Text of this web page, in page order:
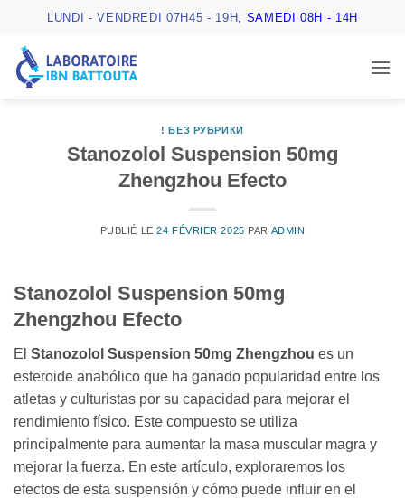
contenu
LUNDI - VENDREDI 07H45 - 19H , SAMEDI 08H - 14H
! БЕЗ РУБРИКИ
Stanozolol Suspension 50mg
Zhengzhou Efecto
PUBLIÉ LE24 FÉVRIER 2025 PAR ADMIN
Stanozolol Suspension 50mg
Zhengzhou Efecto
El Stanozolol Suspension 50mg Zhengzhou es un
esteroide anabólico que ha ganado popularidad entre los
atletas y culturistas por su capacidad para mejorar el
rendimiento físico. Este compuesto se utiliza
principalmente para aumentar la masa muscular magra y
mejorar la fuerza. En este artículo, exploraremos los
efectos de esta suspensión y cómo puede influir en el